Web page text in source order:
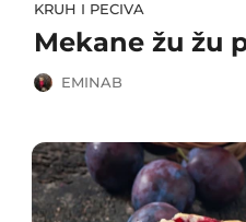
KRUH I PECIVA
Mekane žu žu
EMINAB